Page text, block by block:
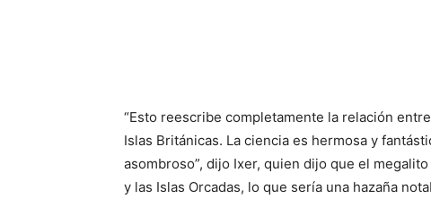
“Esto reescribe completamente la relación
Islas Británicas. La ciencia es hermosa y
asombroso”, dijo Ixer, quien dijo que el
y las Islas Orcadas, lo que sería una hazaña